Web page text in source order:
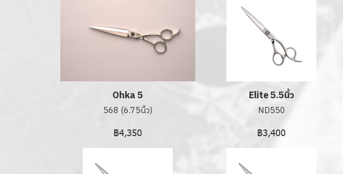
Ohka 5
568 (6.75นิ้ว)
฿4,350
Elite 5.5นิ้ว
ND550
฿3,400